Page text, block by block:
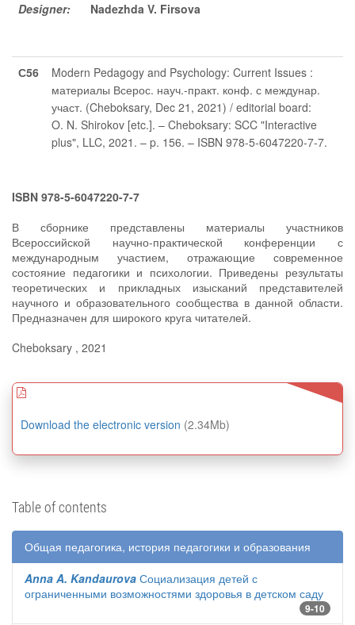
Designer:
Nadezhda V. Firsova
С56
Modern Pedagogy and Psychology: Current Issues :
материалы Всерос. науч.-практ. конф. с междунар.
участ. (Cheboksary, Dec 21, 2021) / editorial board:
O. N. Shirokov [etc.]. – Cheboksary: SCC "Interactive
plus", LLC, 2021. – p. 156. – ISBN 978-5-6047220-7-7.
ISBN 978-5-6047220-7-7
В сборнике представлены материалы участников
Всероссийской научно-практической конференции с
международным участием, отражающие современное
состояние педагогики и психологии. Приведены результаты
теоретических и прикладных изысканий представителей
научного и образовательного сообщества в данной области.
Предназначен для широкого круга читателей.
Cheboksary , 2021
Download the electronic version (2.34Mb)
Table of contents
Общая педагогика, история педагогики и образования
Anna A. Kandaurova Социализация детей с
ограниченными возможностями здоровья в детском саду
9-10